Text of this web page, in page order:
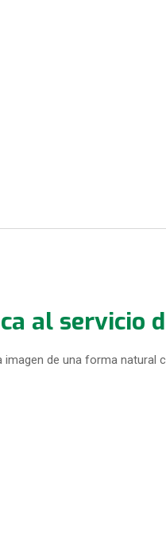
al servicio
imagen de una forma